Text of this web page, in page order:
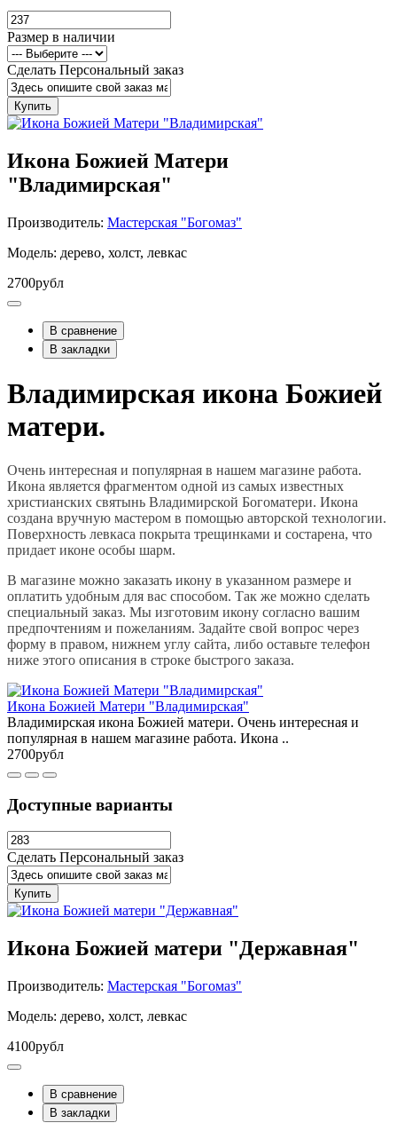
Размер в наличии
Сделать Персональный заказ
Купить
Икона Божией Матери
"Владимирская"
Производитель: Мастерская "Богомаз"
Модель: дерево, холст, левкас
2700рубл
В сравнение
В закладки
Владимирская икона Божией
матери.
Очень интересная и популярная в нашем магазине работа.
Икона является фрагментом одной из самых известных
христианских святынь Владимирской Богоматери. Икона
создана вручную мастером в помощью авторской технологии.
Поверхность левкаса покрыта трещинками и состарена, что
придает иконе особы шарм.
В магазине можно заказать икону в указанном размере и
оплатить удобным для вас способом. Так же можно сделать
специальный заказ. Мы изготовим икону согласно вашим
предпочтениям и пожеланиям. Задайте свой вопрос через
форму в правом, нижнем углу сайта, либо оставьте телефон
ниже этого описания в строке быстрого заказа.
Икона Божией Матери "Владимирская"
Владимирская икона Божией матери. Очень интересная и
популярная в нашем магазине работа. Икона ..
2700рубл
Доступные варианты
Сделать Персональный заказ
Купить
Икона Божией матери "Державная"
Производитель: Мастерская "Богомаз"
Модель: дерево, холст, левкас
4100рубл
В сравнение
В закладки